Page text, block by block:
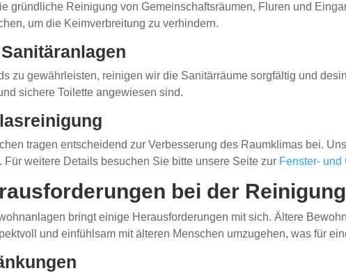
gründliche Reinigung von Gemeinschaftsräumen, Fluren und
um die Keimverbreitung zu verhindern.
zu gewährleisten, reinigen wir die Sanitärräume sorgfältig und
sichere Toilette angewiesen sind.
tragen entscheidend zur Verbesserung des Raumklimas bei.
weitere Details besuchen Sie bitte unsere Seite zur Fenster-
bei der
bringt einige Herausforderungen mit sich. Ältere
und einfühlsam mit älteren Menschen umzugehen, was für